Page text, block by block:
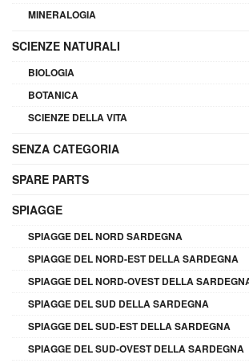
MINERALOGIA
SCIENZE NATURALI
BIOLOGIA
BOTANICA
SCIENZE DELLA VITA
SENZA CATEGORIA
SPARE PARTS
SPIAGGE
SPIAGGE DEL NORD SARDEGNA
SPIAGGE DEL NORD-EST DELLA SARDEGNA
SPIAGGE DEL NORD-OVEST DELLA
SPIAGGE DEL SUD DELLA SARDEGNA
SPIAGGE DEL SUD-EST DELLA SARDEGNA
SPIAGGE DEL SUD-OVEST DELLA SARDEGNA